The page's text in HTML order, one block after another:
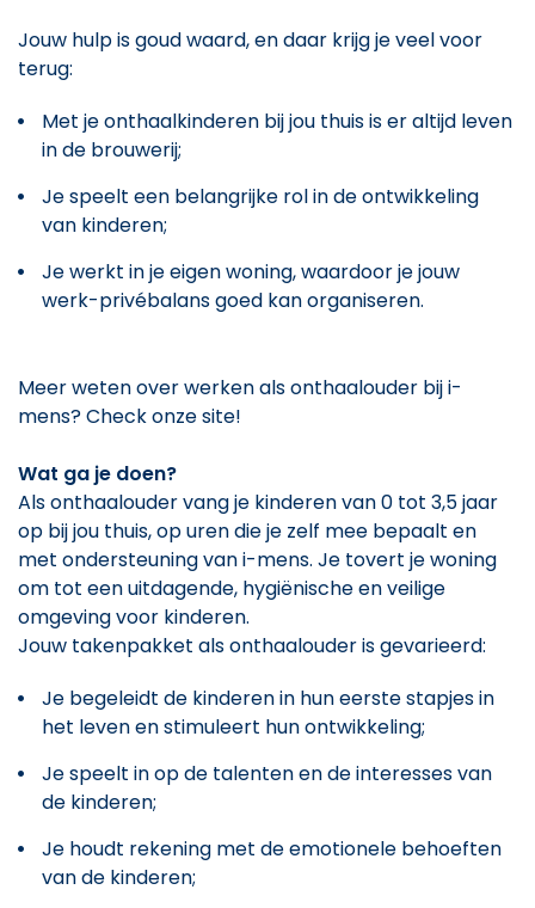
Jouw hulp is goud waard, en daar krijg je veel voor
terug:
Met je onthaalkinderen bij jou thuis is er altijd leven
in de brouwerij;
Je speelt een belangrijke rol in de ontwikkeling
van kinderen;
Je werkt in je eigen woning, waardoor je jouw
werk-privébalans goed kan organiseren.
Meer weten over werken als onthaalouder bij i-
mens? Check onze site!
Wat ga je doen?
Als onthaalouder vang je kinderen van 0 tot 3,5 jaar
op bij jou thuis, op uren die je zelf mee bepaalt en
met ondersteuning van i-mens. Je tovert je woning
om tot een uitdagende, hygiënische en veilige
omgeving voor kinderen.
Jouw takenpakket als onthaalouder is gevarieerd:
Je begeleidt de kinderen in hun eerste stapjes in
het leven en stimuleert hun ontwikkeling;
Je speelt in op de talenten en de interesses van
de kinderen;
Je houdt rekening met de emotionele behoeften
van de kinderen;